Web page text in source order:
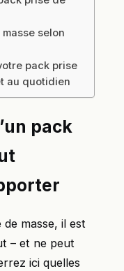
selon
pack prise
au quotidien
pack
masse, il est
– et ne peut
ici quelles